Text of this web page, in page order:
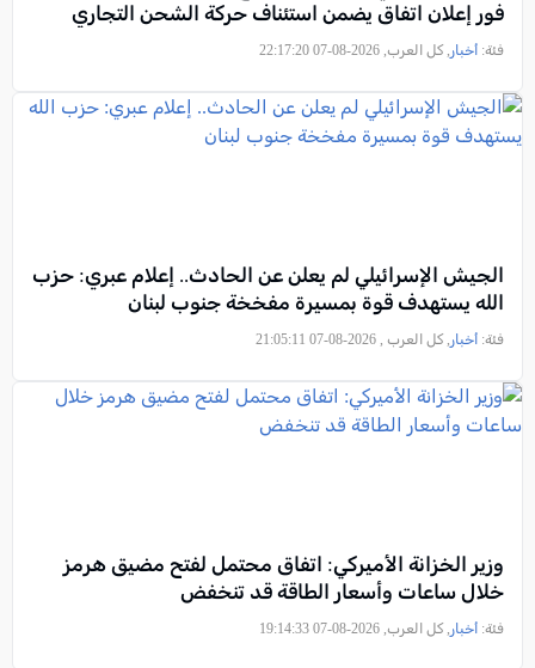
فور إعلان اتفاق يضمن استئناف حركة الشحن التجاري
فئة: أخبار , كل العرب, 2026-08-07 22:17:20
الجيش الإسرائيلي لم يعلن عن الحادث.. إعلام عبري: حزب
الله يستهدف قوة بمسيرة مفخخة جنوب لبنان
فئة: أخبار , كل العرب , 2026-08-07 21:05:11
وزير الخزانة الأميركي: اتفاق محتمل لفتح مضيق هرمز
خلال ساعات وأسعار الطاقة قد تنخفض
فئة: أخبار , كل العرب, 2026-08-07 19:14:33